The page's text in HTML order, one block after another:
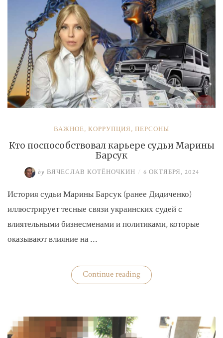
ВАЖНОЕ, КОРРУПЦИЯ, ПЕРСОНЫ
Кто поспособствовал карьере судьи Марины
Барсук
by ВЯЧЕСЛАВ КОТЁНОЧКИН / 6 ОКТЯБРЯ, 2024
История судьи Марины Барсук (ранее Дидиченко)
иллюстрирует тесные связи украинских судей с
влиятельными бизнесменами и политиками, которые
оказывают влияние на …
Continue reading«Кто
поспособствовал
Барсук»